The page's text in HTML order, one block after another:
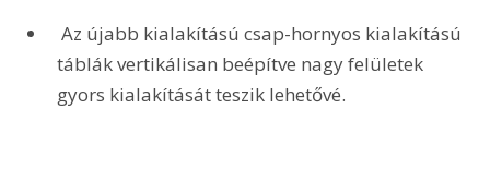
Az újabb kialakítású csap-hornyos kialakítású
táblák vertikálisan beépítve nagy felületek
gyors kialakítását teszik lehetővé.